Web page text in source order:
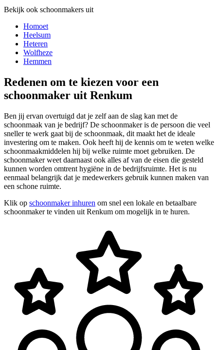
Bekijk ook schoonmakers uit
Homoet
Heelsum
Heteren
Wolfheze
Hemmen
Redenen om te kiezen voor een
schoonmaker uit Renkum
Ben jij ervan overtuigd dat je zelf aan de slag kan met de
schoonmaak van je bedrijf? De schoonmaker is de persoon die veel
sneller te werk gaat bij de schoonmaak, dit maakt het de ideale
investering om te maken. Ook heeft hij de kennis om te weten welke
schoonmaakmiddelen hij bij welke ruimte moet gebruiken. De
schoonmaker weet daarnaast ook alles af van de eisen die gesteld
kunnen worden omtrent hygiëne in de bedrijfsruimte. Het is nu
eenmaal belangrijk dat je medewerkers gebruik kunnen maken van
een schone ruimte.
Klik op schoonmaker inhuren om snel een lokale en betaalbare
schoonmaker te vinden uit Renkum om mogelijk in te huren.